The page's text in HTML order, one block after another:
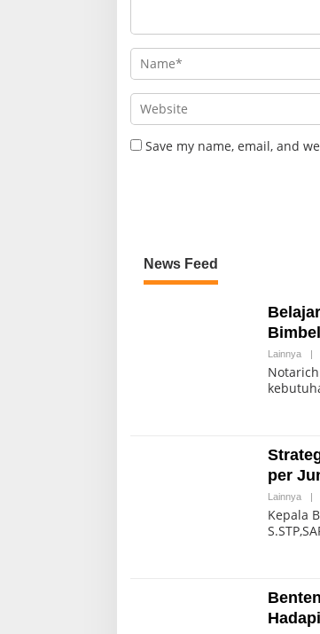
Save my name, email, and
News Feed
Lainnya
per
Lainnya
Kepala